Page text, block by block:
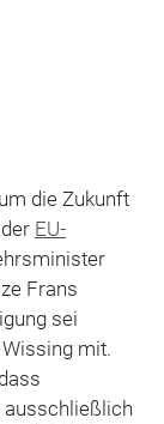
die Zukunft
EU-
Frans
sei
mit.
ausschließlich